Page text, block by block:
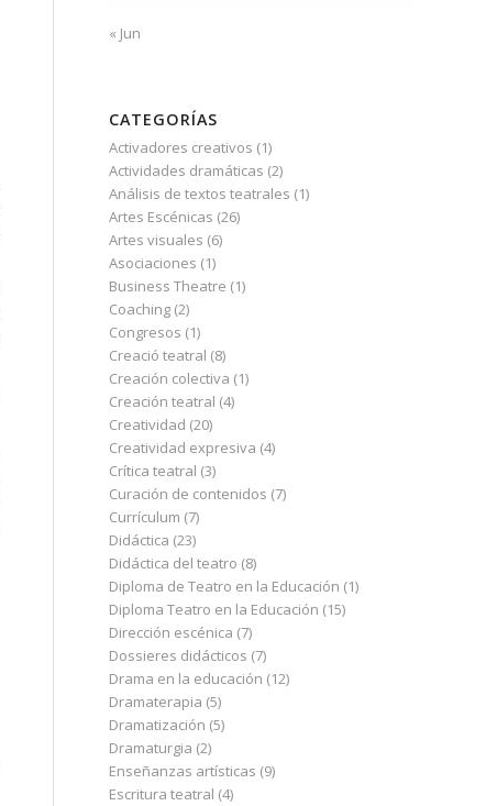
« Jun
CATEGORÍAS
Activadores creativos (1)
Actividades dramáticas (2)
Análisis de textos teatrales (1)
Artes Escénicas (26)
Artes visuales (6)
Asociaciones (1)
Business Theatre (1)
Coaching (2)
Congresos (1)
Creació teatral (8)
Creación colectiva (1)
Creación teatral (4)
Creatividad (20)
Creatividad expresiva (4)
Crítica teatral (3)
Curación de contenidos (7)
Currículum (7)
Didáctica (23)
Didáctica del teatro (8)
Diploma de Teatro en la Educación (1)
Diploma Teatro en la Educación (15)
Dirección escénica (7)
Dossieres didácticos (7)
Drama en la educación (12)
Dramaterapia (5)
Dramatización (5)
Dramaturgia (2)
Enseñanzas artísticas (9)
Escritura teatral (4)